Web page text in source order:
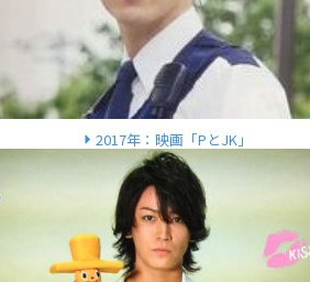
2017年：映画「PとJK」